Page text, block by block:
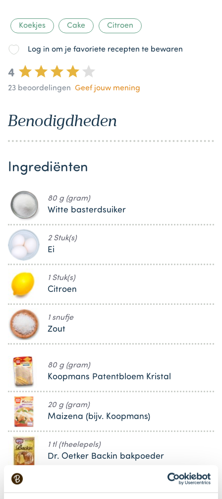
Koekjes Cake Citroen
Log in om je favoriete recepten te bewaren
4
23 beoordelingen Geef jouw mening
Benodigdheden
Ingrediënten
80 g (gram)
Witte basterdsuiker
2 Stuk(s)
Ei
1 Stuk(s)
Citroen
1 snufje
Zout
80 g (gram)
Koopmans Patentbloem Kristal
20 g (gram)
Maizena (bijv. Koopmans)
1 tl (theelepels)
Dr. Oetker Backin bakpoeder